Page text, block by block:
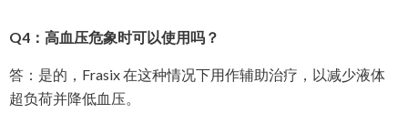
Q4：高血压危象时可以使用吗？
答：是的，Frasix 在这种情况下用作辅助治疗，以减少液体
超负荷并降低血压。